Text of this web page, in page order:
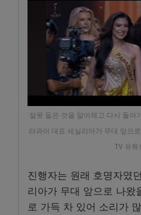
잘못 들은 것을 알아채고 다시 돌아
라과이 대표 세실리아가 무대 앞으
TV 유튜
진행자는 원래 호명자였
리아가 무대 앞으로 나왔
로 가득 차 있어 소리가